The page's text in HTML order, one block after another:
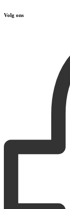
Volg ons